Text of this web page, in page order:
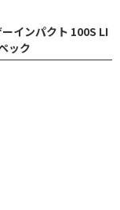
インパクト 100S LI
ック